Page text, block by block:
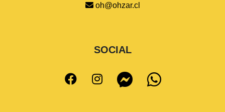
oh@ohzar.cl
SOCIAL